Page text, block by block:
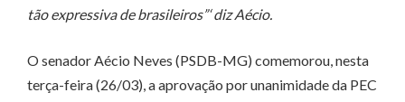
tão expressiva de brasileiros”‘ diz Aécio.
O senador Aécio Neves (PSDB-MG) comemorou, nesta
terça-feira (26/03), a aprovação por unanimidade da PEC